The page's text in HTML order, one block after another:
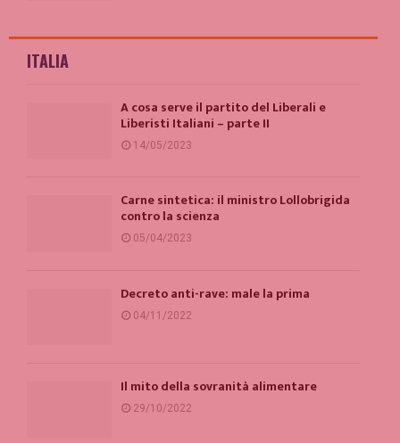
ITALIA
A cosa serve il partito del Liberali e
Liberisti Italiani – parte II
14/05/2023
Carne sintetica: il ministro Lollobrigida
contro la scienza
05/04/2023
Decreto anti-rave: male la prima
04/11/2022
Il mito della sovranità alimentare
29/10/2022